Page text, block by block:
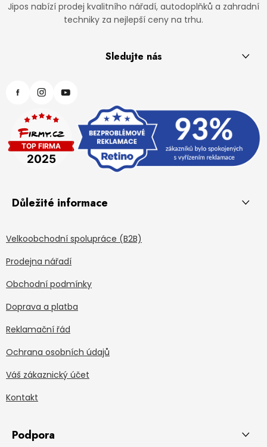
Jipos nabízí prodej kvalitního nářadí, autodoplňků a zahradní
techniky za nejlepší ceny na trhu.
Sledujte nás
Důležité informace
Velkoobchodní spolupráce (B2B)
Prodejna nářadí
Obchodní podmínky
Doprava a platba
Reklamační řád
Ochrana osobních údajů
Váš zákaznický účet
Kontakt
Podpora